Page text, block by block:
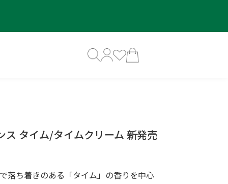
ス タイム/タイムクリーム 新発売
落ち着きのある「タイム」の香りを中心